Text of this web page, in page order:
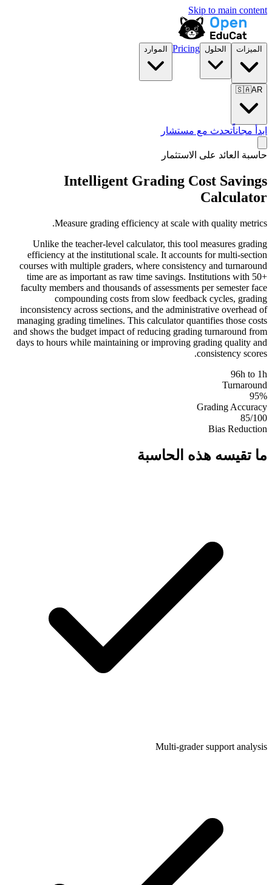
Skip to main content
الميزات الحلول Pricing الموارد
🇸🇦AR
ابدأ مجاناًتحدث مع مستشار
حاسبة العائد على الاستثمار
Intelligent Grading Cost Savings
Calculator
Measure grading efficiency at scale with quality metrics.
Unlike the teacher-level calculator, this tool measures grading
efficiency at the institutional scale. It accounts for multi-section
courses with multiple graders, where consistency and turnaround
time are as important as raw time savings. Institutions with 50+
faculty members and thousands of assessments per semester face
compounding costs from slow feedback cycles, grading
inconsistency across sections, and the administrative overhead of
managing grading timelines. This calculator quantifies those costs
and shows the budget impact of reducing grading turnaround from
days to hours while maintaining or improving grading quality and
consistency scores.
96h to 1h
Turnaround
95%
Grading Accuracy
85/100
Bias Reduction
ما تقيسه هذه الحاسبة
Multi-grader support analysis